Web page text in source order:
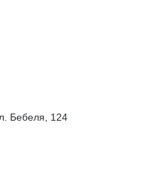
Бебеля, 124